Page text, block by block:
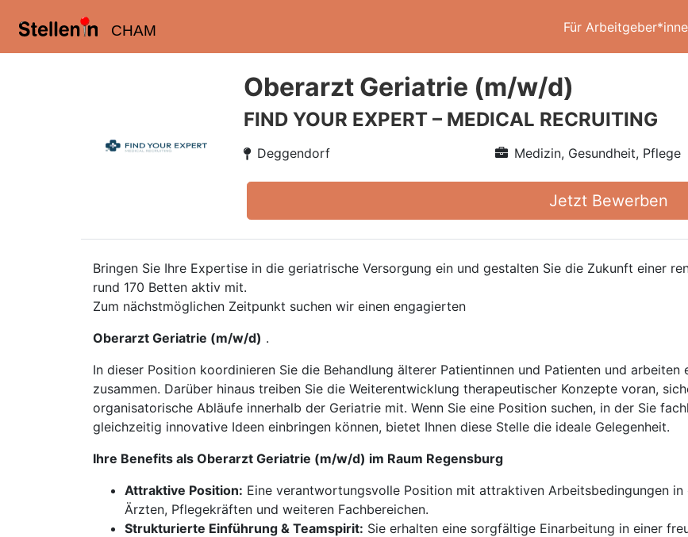
CHAM Für
Oberarzt Geriatrie (m/w/d)
FIND YOUR EXPERT – MEDICAL RECRUITING
Deggendorf Medizin, Gesundheit, Pflege
Jetzt Bewerben
Bringen Sie Ihre Expertise in die geriatrische Versorgung ein und gestalten Sie die Zukunft einer
rund 170 Betten aktiv mit.
Zum nächstmöglichen Zeitpunkt suchen wir einen engagierten
Oberarzt Geriatrie (m/w/d) .
In dieser Position koordinieren Sie die Behandlung älterer Patientinnen und Patienten und
zusammen. Darüber hinaus treiben Sie die Weiterentwicklung therapeutischer Konzepte voran,
organisatorische Abläufe innerhalb der Geriatrie mit. Wenn Sie eine Position suchen, in der Sie
gleichzeitig innovative Ideen einbringen können, bietet Ihnen diese Stelle die ideale Gelegenheit.
Ihre Benefits als Oberarzt Geriatrie (m/w/d) im Raum Regensburg
Attraktive Position: Eine verantwortungsvolle Position mit attraktiven Arbeitsbedingungen
Ärzten, Pflegekräften und weiteren Fachbereichen.
Strukturierte Einführung & Teamspirit: Sie erhalten eine sorgfältige Einarbeitung in einer